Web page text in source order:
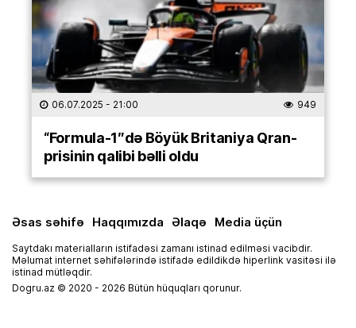
06.07.2025 - 21:00 949
“Formula-1″də Böyük Britaniya Qran-
prisinin qalibi bəlli oldu
Əsas səhifə Haqqımızda Əlaqə Media üçün
Saytdakı materialların istifadəsi zamanı istinad edilməsi vacibdir.
Məlumat internet səhifələrində istifadə edildikdə hiperlink vasitəsi ilə
istinad mütləqdir.
Dogru.az © 2020 - 2026 Bütün hüquqları qorunur.